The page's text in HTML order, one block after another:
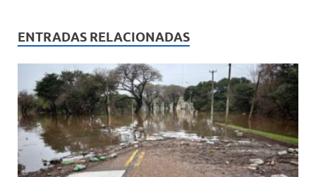
s
A
p
p
b
o
o
k
p
ar
ti
r
ENTRADAS RELACIONADAS